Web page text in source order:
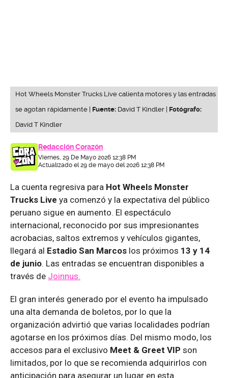
Hot Wheels Monster Trucks Live calienta motores y las entradas
se agotan rápidamente | Fuente: David T Kindler | Fotógrafo:
David T Kindler
Redacción Corazón
Viernes, 29 De Mayo 2026 12:38 PM
Actualizado el 29 de mayo del 2026 12:38 PM
La cuenta regresiva para Hot Wheels Monster
Trucks Live ya comenzó y la expectativa del público
peruano sigue en aumento. El espectáculo
internacional, reconocido por sus impresionantes
acrobacias, saltos extremos y vehículos gigantes,
llegará al Estadio San Marcos los próximos 13 y 14
de junio. Las entradas se encuentran disponibles a
través de Joinnus.
El gran interés generado por el evento ha impulsado
una alta demanda de boletos, por lo que la
organización advirtió que varias localidades podrían
agotarse en los próximos días. Del mismo modo, los
accesos para el exclusivo Meet & Greet VIP son
limitados, por lo que se recomienda adquirirlos con
anticipación para asegurar un lugar en esta